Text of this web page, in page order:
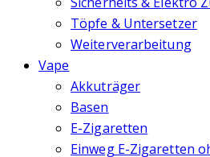
Töpfe & Untersetzer
Weiterverarbeitung
Vape
Akkuträger
Basen
E-Zigaretten
Einweg E-Zigaretten